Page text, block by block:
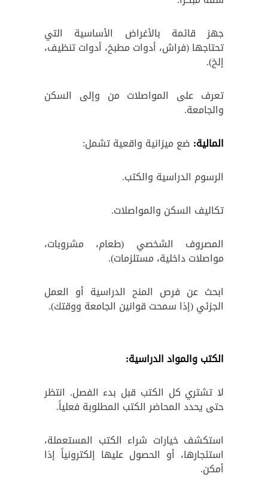
جهز قائمة بالأغراض الأساسية التي
تحتاجها (فراش، أدوات مطبخ، أدوات تنظيف،
إلخ).
تعرف على المواصلات من وإلى السكن
والجامعة.
المالية: ضع ميزانية واقعية تشمل:
الرسوم الدراسية والكتب.
تكاليف السكن والمواصلات.
المصروف الشخصي (طعام، مشروبات،
مواصلات داخلية، مستلزمات).
ابحث عن فرص المنح الدراسية أو العمل
الجزئي (إذا سمحت قوانين الجامعة ووقتك).
الكتب والمواد الدراسية:
لا تشتري كل الكتب قبل بدء الفصل. انتظر
حتى يحدد المحاضر الكتب المطلوبة فعلياً.
استكشف خيارات شراء الكتب المستعملة،
استئجارها، أو الحصول عليها إلكترونياً إذا
أمكن.